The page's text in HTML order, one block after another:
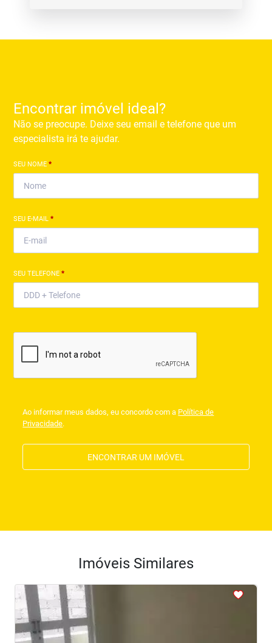
Encontrar imóvel ideal?
Não se preocupe. Deixe seu email e telefone que um
especialista irá te ajudar.
SEU NOME*
SEU E-MAIL*
SEU TELEFONE*
Ao informar meus dados, eu concordo com a Política de
Privacidade.
ENCONTRAR UM IMÓVEL
Imóveis Similares
< < <